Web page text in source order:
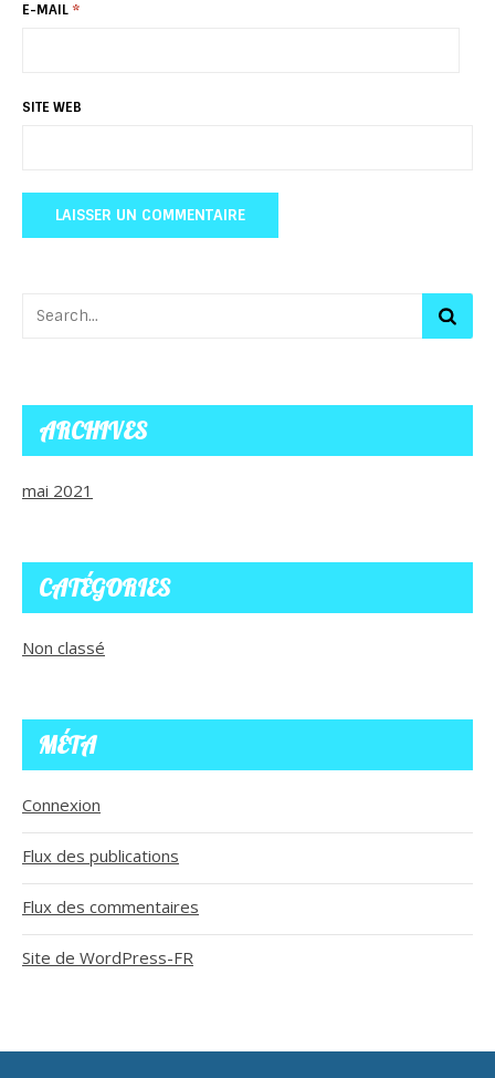
E-MAIL *
SITE WEB
ARCHIVES
mai 2021
CATÉGORIES
Non classé
MÉTA
Connexion
Flux des publications
Flux des commentaires
Site de WordPress-FR